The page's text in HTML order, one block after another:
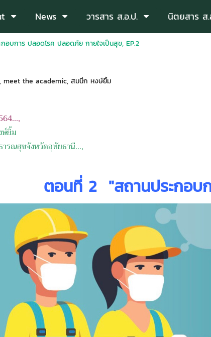
News วารสาร ส.อ.ป. นิตยสาร ส.
อบการ ปลอดโรค ปลอดภัย กายใจเป็นสุข, EP.2
, meet the academic, สมนึก หงษ์ยิ้ม
ษ์ยิ้ม
ารณสุขจังหวัดอุทัยธานี...,
ตอนที่ 2 "สถานประกอบ